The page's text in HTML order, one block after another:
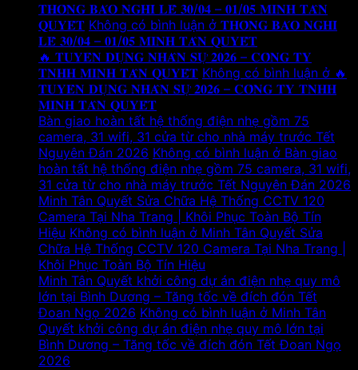
𝐓𝐇𝐎̂𝐍𝐆 𝐁𝐀́𝐎 𝐍𝐆𝐇𝐈̉ 𝐋𝐄̂̃ 𝟑𝟎/𝟎𝟒 – 𝟎𝟏/𝟎𝟓 𝐌𝐈𝐍𝐇 𝐓𝐀̂𝐍
𝐐𝐔𝐘𝐄̂́𝐓 Không có bình luận ở 𝐓𝐇𝐎̂𝐍𝐆 𝐁𝐀́𝐎 𝐍𝐆𝐇𝐈̉
𝐋𝐄̂̃ 𝟑𝟎/𝟎𝟒 – 𝟎𝟏/𝟎𝟓 𝐌𝐈𝐍𝐇 𝐓𝐀̂𝐍 𝐐𝐔𝐘𝐄̂́𝐓
🔥 𝐓𝐔𝐘𝐄̂̉𝐍 𝐃𝐔̣𝐍𝐆 𝐍𝐇𝐀̂𝐍 𝐒𝐔̛̣ 𝟐𝟎𝟐𝟔 – 𝐂𝐎̂𝐍𝐆 𝐓𝐘
𝐓𝐍𝐇𝐇 𝐌𝐈𝐍𝐇 𝐓𝐀̂𝐍 𝐐𝐔𝐘𝐄̂́𝐓 Không có bình luận ở 🔥
𝐓𝐔𝐘𝐄̂̉𝐍 𝐃𝐔̣𝐍𝐆 𝐍𝐇𝐀̂𝐍 𝐒𝐔̛̣ 𝟐𝟎𝟐𝟔 – 𝐂𝐎̂𝐍𝐆 𝐓𝐘 𝐓𝐍𝐇𝐇
𝐌𝐈𝐍𝐇 𝐓𝐀̂𝐍 𝐐𝐔𝐘𝐄̂́𝐓
Bàn giao hoàn tất hệ thống điện nhẹ gồm 75
camera, 31 wifi, 31 cửa từ cho nhà máy trước Tết
Nguyên Đán 2026 Không có bình luận ở Bàn giao
hoàn tất hệ thống điện nhẹ gồm 75 camera, 31 wifi,
31 cửa từ cho nhà máy trước Tết Nguyên Đán 2026
Minh Tân Quyết Sửa Chữa Hệ Thống CCTV 120
Camera Tại Nha Trang | Khôi Phục Toàn Bộ Tín
Hiệu Không có bình luận ở Minh Tân Quyết Sửa
Chữa Hệ Thống CCTV 120 Camera Tại Nha Trang |
Khôi Phục Toàn Bộ Tín Hiệu
Minh Tân Quyết khởi công dự án điện nhẹ quy mô
lớn tại Bình Dương – Tăng tốc về đích đón Tết
Đoan Ngọ 2026 Không có bình luận ở Minh Tân
Quyết khởi công dự án điện nhẹ quy mô lớn tại
Bình Dương – Tăng tốc về đích đón Tết Đoan Ngọ
2026